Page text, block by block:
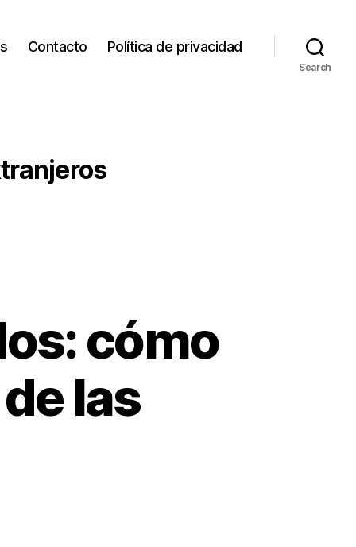
Contacto Política de privacidad
Search
cómo
las